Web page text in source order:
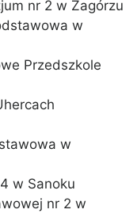
nr 2 w Zagórzu
w
Przedszkole
w
w Sanoku
nr 2 w